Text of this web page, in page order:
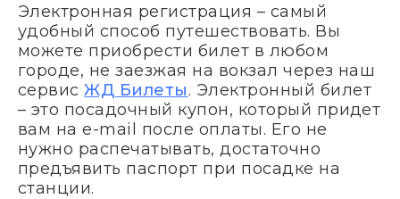
Электронная регистрация – самый
удобный способ путешествовать. Вы
можете приобрести билет в любом
городе, не заезжая на вокзал через наш
сервисЖД Билеты. Электронный билет
– это посадочный купон, который придет
вам на e-mail после оплаты. Его не
нужно распечатывать, достаточно
предъявить паспорт при посадке на
станции.